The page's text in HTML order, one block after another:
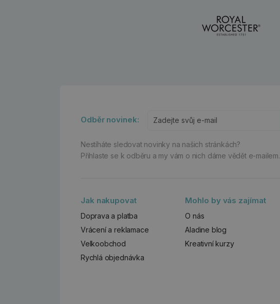
Odběr novinek:
Nestíháte sledovat novinky na našich stránkách?
Přihlaste se k odběru a my vám o nich dáme vědět e-mailem.
Jak nakupovat
Doprava a platba
Vrácení a reklamace
Velkoobchod
Rychlá objednávka
Mohlo by vás zajímat
O nás
Aladine blog
Kreativní kurzy